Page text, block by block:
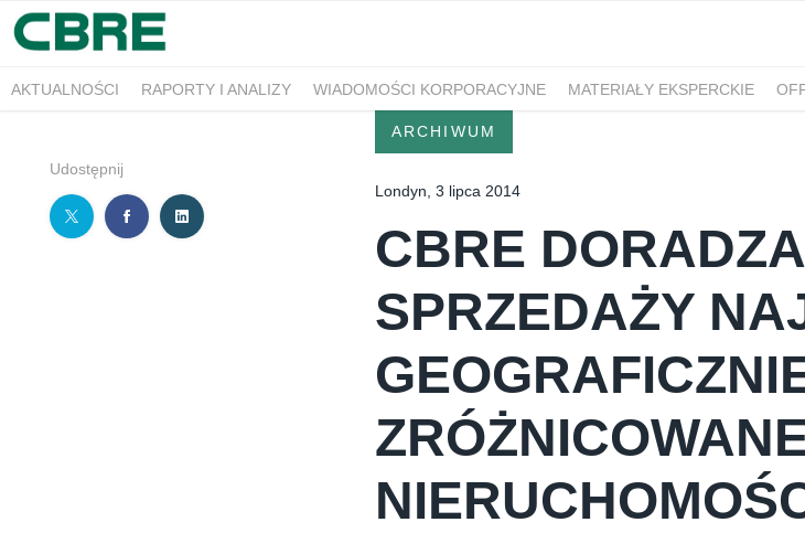
AKTUALNOŚCI RAPORTY I ANALIZY WIADOMOŚCI KORPORACYJNE MATERIAŁY EKSPERCKIE
Udostępnij
ARCHIWUM
Londyn, 3 lipca 2014
CBRE
SPRZEDAŻY